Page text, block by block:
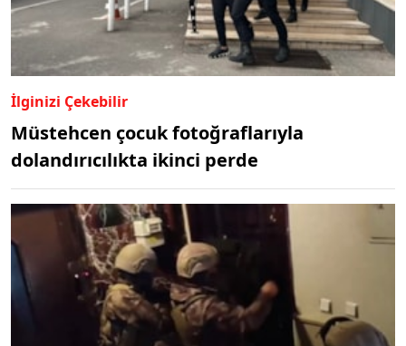
İlginizi Çekebilir
Müstehcen çocuk fotoğraflarıyla
dolandırıcılıkta ikinci perde